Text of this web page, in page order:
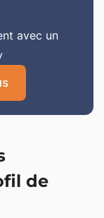
avec un
de